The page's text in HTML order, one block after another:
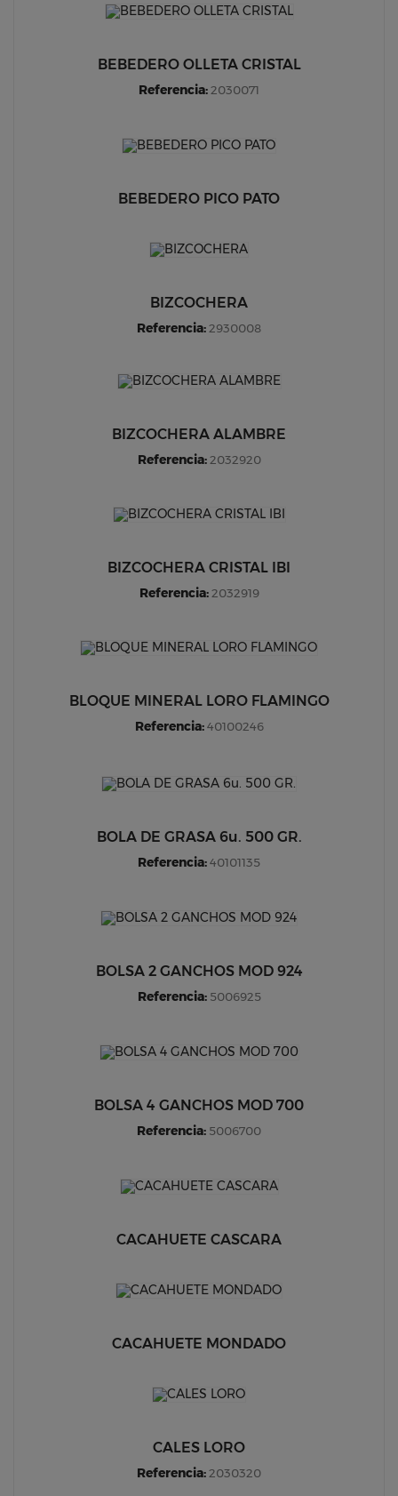
BEBEDERO OLLETA CRISTAL
Referencia:2030071
BEBEDERO PICO PATO
BIZCOCHERA
Referencia:2930008
BIZCOCHERA ALAMBRE
Referencia: 2032920
BIZCOCHERA CRISTAL IBI
Referencia: 2032919
BLOQUE MINERAL LORO FLAMINGO
Referencia: 40100246
BOLA DE GRASA 6u. 500 GR.
Referencia:40101135
BOLSA 2 GANCHOS MOD 924
Referencia: 5006925
BOLSA 4 GANCHOS MOD 700
Referencia: 5006700
CACAHUETE CASCARA
CACAHUETE MONDADO
CALES LORO
Referencia:2030320